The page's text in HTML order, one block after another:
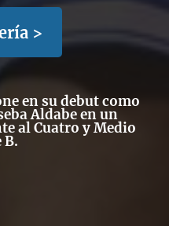
>
en su debut como
Aldabe en un
al Cuatro y Medio
B.